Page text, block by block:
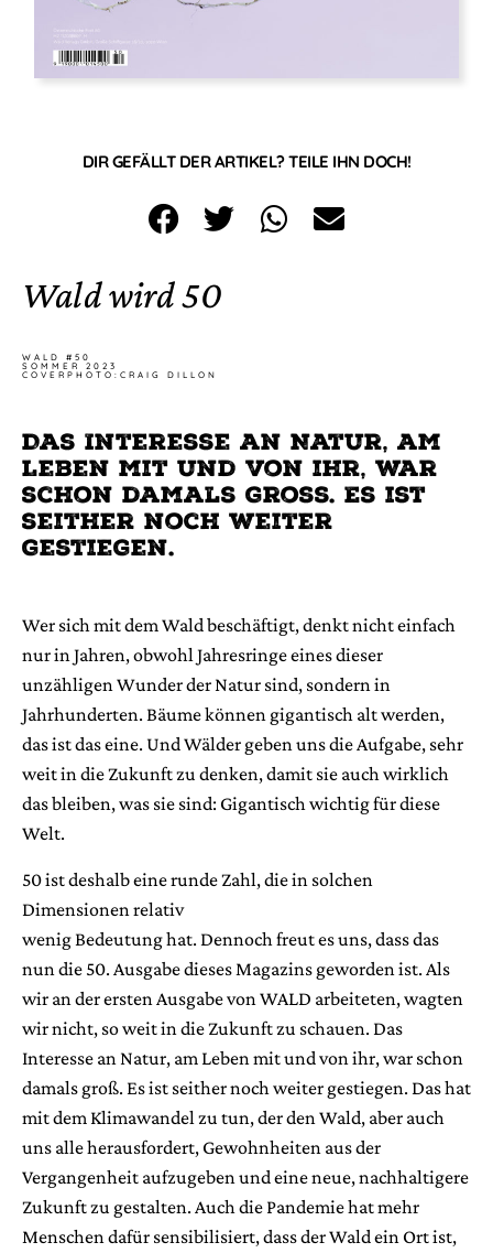
Wald wird 50
WALD #50
SOMMER 2023
COVERPHOTO:CRAIG DILLON
Das Interesse an Natur, am
Leben mit und von ihr, war
schon damals gross. Es ist
seither noch weiter
gestiegen.
Wer sich mit dem Wald beschäftigt, denkt nicht einfach
nur in Jahren, obwohl Jahresringe eines dieser
unzähligen Wunder der Natur sind, sondern in
Jahrhunderten. Bäume können gigantisch alt werden,
das ist das eine. Und Wälder geben uns die Aufgabe, sehr
weit in die Zukunft zu denken, damit sie auch wirklich
das bleiben, was sie sind: Gigantisch wichtig für diese
Welt.
50 ist deshalb eine runde Zahl, die in solchen
Dimensionen relativ
wenig Bedeutung hat. Dennoch freut es uns, dass das
nun die 50. Ausgabe dieses Magazins geworden ist. Als
wir an der ersten Ausgabevon WALD arbeiteten, wagten
wir nicht, so weit in die Zukunft zu schauen. Das
Interesse an Natur, am Leben mit und von ihr, war schon
damals groß. Es ist seither noch weiter gestiegen. Das hat
mit dem Klimawandel zu tun, der den Wald, aber auch
uns alle herausfordert, Gewohnheiten aus der
Vergangenheit aufzugebe­n und eine neue, nachhaltigere
Zukunft zu gestalten. Auch die Pandemie hat mehr
Menschen dafür sensibilisiert, dass der Wald ein Ort ist,
DIR GEFÄLLT DER ARTIKEL? TEILE IHN DOCH!